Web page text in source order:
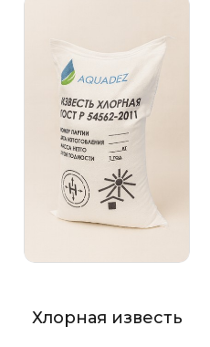
Хлорная известь